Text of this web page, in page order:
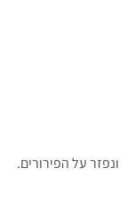
ונפזר על הפירורים.